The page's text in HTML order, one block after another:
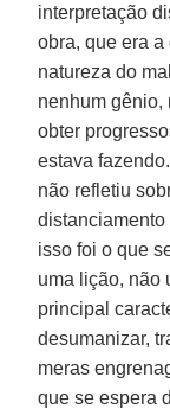
interpretação
obra, que era a
natureza do
nenhum gênio,
obter
estava
não refletiu
isso foi o que
uma lição, não
principal
desumanizar,
meras
que se espera